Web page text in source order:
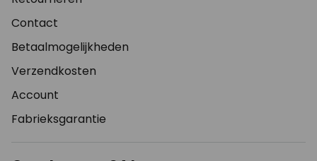
Contact
Betaalmogelijkheden
Verzendkosten
Account
Fabrieksgarantie